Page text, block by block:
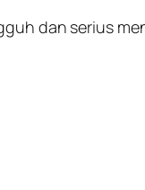
dan serius